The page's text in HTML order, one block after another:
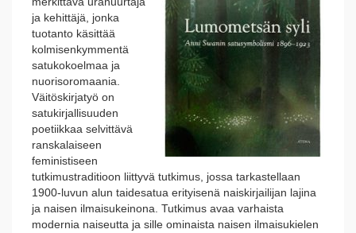
ja kehittäjä, jonka
tuotanto käsittää
kolmisenkymmentä
satukokoelmaa ja
nuorisoromaania.
Väitöskirjatyö on
satukirjallisuuden
poetiikkaa selvittävä
ranskalaiseen
feministiseen
tutkimustraditioon liittyvä tutkimus, jossa tarkastellaan
1900-luvun alun taidesatua erityisenä naiskirjailijan lajina
ja naisen ilmaisukeinona. Tutkimus avaa varhaista
modernia naiseutta ja sille ominaista naisen ilmaisukielen